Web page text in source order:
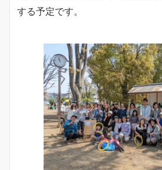
する予定です。